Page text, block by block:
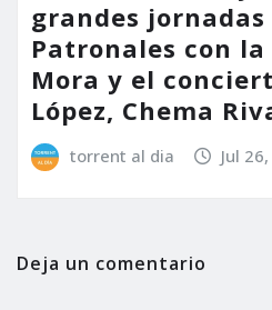
grandes jornadas
Patronales con
Mora y el
López, Chema
torrent al dia Jul
Deja un comentario